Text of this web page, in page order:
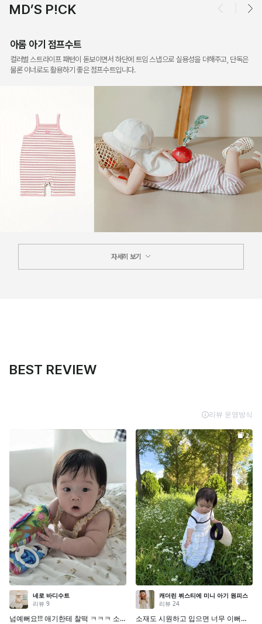
MD’S P!CK
아롬 아기 점프수트
컬러별 스트라이프 패턴이 돋보이면서 하단에 트임 스냅으로 실용성을 더해주고, 단독은
물론 이너로도 활용하기 좋은 점프수트입니다.
자세히 보기
BEST REVIEW